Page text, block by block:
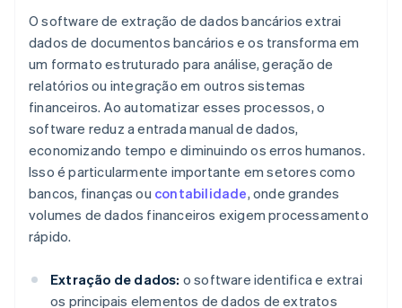
O software de extração de dados bancários extrai
dados de documentos bancários e os transforma em
um formato estruturado para análise, geração de
relatórios ou integração em outros sistemas
financeiros. Ao automatizar esses processos, o
software reduz a entrada manual de dados,
economizando tempo e diminuindo os erros humanos.
Isso é particularmente importante em setores como
bancos, finanças ou contabilidade, onde grandes
volumes de dados financeiros exigem processamento
rápido.
Extração de dados: o software identifica e extrai
os principais elementos de dados de extratos